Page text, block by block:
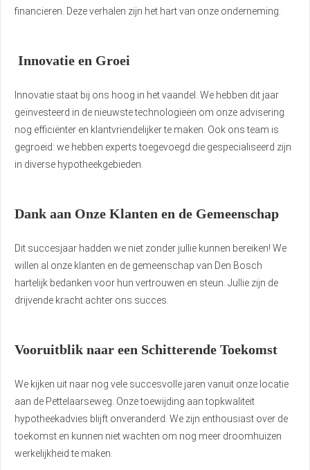
financieren. Deze verhalen zijn het hart van onze onderneming.
Innovatie en Groei
Innovatie staat bij ons hoog in het vaandel. We hebben dit jaar
geïnvesteerd in de nieuwste technologieën om onze advisering
nog efficiënter en klantvriendelijker te maken. Ook ons team is
gegroeid: we hebben experts toegevoegd die gespecialiseerd zijn
in diverse hypotheekgebieden.
Dank aan Onze Klanten en de Gemeenschap
Dit succesjaar hadden we niet zonder jullie kunnen bereiken! We
willen al onze klanten en de gemeenschap van Den Bosch
hartelijk bedanken voor hun vertrouwen en steun. Jullie zijn de
drijvende kracht achter ons succes.
Vooruitblik naar een Schitterende Toekomst
We kijken uit naar nog vele succesvolle jaren vanuit onze locatie
aan de Pettelaarseweg. Onze toewijding aan topkwaliteit
hypotheekadvies blijft onveranderd. We zijn enthousiast over de
toekomst en kunnen niet wachten om nog meer droomhuizen
werkelijkheid te maken.